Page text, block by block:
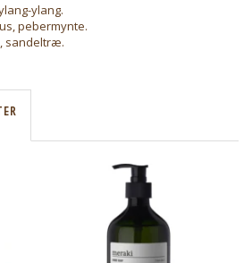
ylang.
pebermynte.
sandeltræ.